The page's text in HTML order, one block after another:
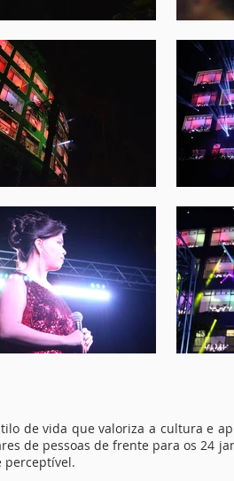
vida que valoriza a cultura e
de pessoas de frente para os 24
perceptível.